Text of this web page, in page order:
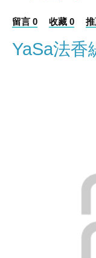
留言 0 收藏 0
YaSa法香